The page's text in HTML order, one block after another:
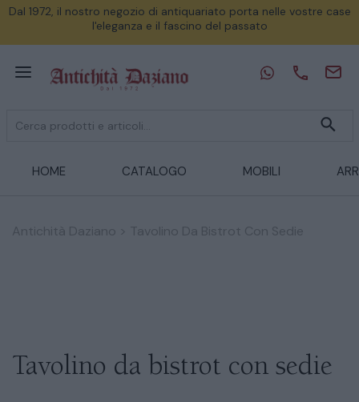
Dal 1972, il nostro negozio di antiquariato porta nelle vostre case
l'eleganza e il fascino del passato
HOME CATALOGO MOBILI
Antichità Daziano Tavolino Da Bistrot Con Sedie
Tavolino da bistrot con sedie